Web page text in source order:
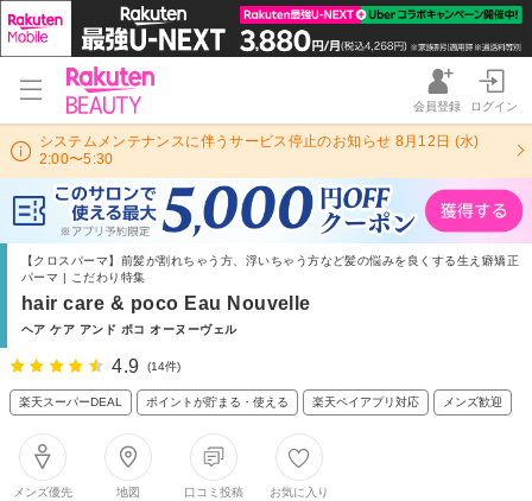
会員登録 ログイン
システムメンテナンスに伴うサービス停止のお知らせ 8月12日 (水)
2:00〜5:30
【クロスパーマ】前髪が割れちゃう方、浮いちゃう方など髪の悩みを良くする生え癖矯正
パーマ | こだわり特集
hair care & poco Eau Nouvelle
ヘア ケア アンド ポコ オーヌーヴェル
4.9 (14件)
楽天スーパーDEAL ポイントが貯まる・使える 楽天ペイアプリ対応 メンズ歓迎
メンズ優先
地図
口コミ投稿
お気に入り